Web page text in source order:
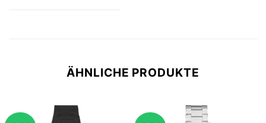
ÄHNLICHE PRODUKTE